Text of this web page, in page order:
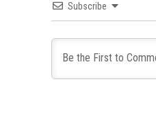
Subscribe